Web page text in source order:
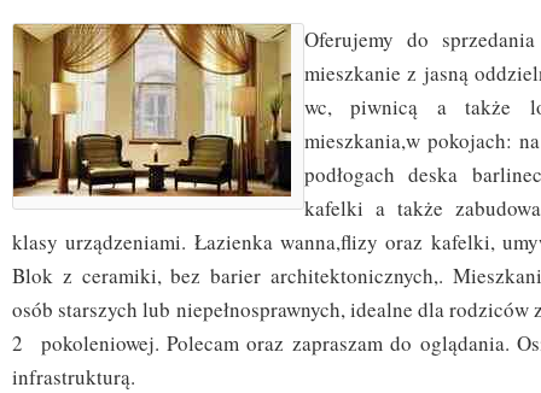
Oferujemy do
mieszkanie z jasną
wc, piwnicą a także
mieszkania,w pokojach:
podłogach deska
kafelki a także
klasy urządzeniami. Łazienka wanna,flizy oraz kafelki,
Blok z ceramiki, bez barier architektonicznych,.
osób starszych lub niepełnosprawnych, idealne dla
2 pokoleniowej. Polecam oraz zapraszam do oglądania.
infrastrukturą.